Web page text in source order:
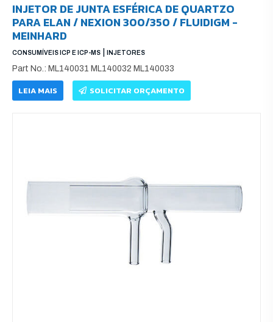
INJETOR DE JUNTA ESFÉRICA DE QUARTZO
PARA ELAN / NEXION 300/350 / FLUIDIGM -
MEINHARD
CONSUMÍVEIS ICP E ICP-MS INJETORES
Part No.: ML140031 ML140032 ML140033
LEIA MAIS SOLICITAR ORÇAMENTO